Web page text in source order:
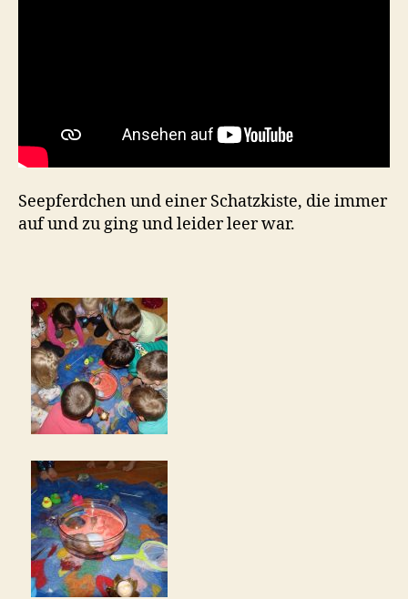
Seepferdchen und einer Schatzkiste, die immer
auf und zu ging und leider leer war.